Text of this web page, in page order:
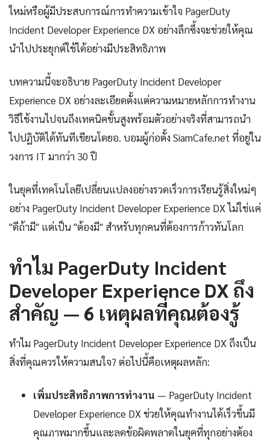
ใหม่หรือผู้มีประสบการณ์การทำความเข้าใจ PagerDuty
Incident Developer Experience DX อย่างลึกซึ้งจะช่วยให้คุณ
นำไปประยุกต์ใช้ได้อย่างมีประสิทธิภาพ
บทความนี้จะอธิบาย PagerDuty Incident Developer
Experience DX อย่างละเอียดตั้งแต่ความหมายหลักการทำงาน
วิธีใช้งานไปจนถึงเทคนิคขั้นสูงพร้อมตัวอย่างจริงที่สามารถนำ
ไปปฏิบัติได้ทันทีเขียนโดยอ. บอมผู้ก่อตั้ง SiamCafe.net ที่อยู่ใน
วงการ IT มากว่า 30 ปี
ในยุคที่เทคโนโลยีเปลี่ยนแปลงอย่างรวดเร็วการเรียนรู้สิ่งใหม่ๆ
อย่าง PagerDuty Incident Developer Experience DX ไม่ใช่แค่
"ดีถ้ามี" แต่เป็น "ต้องมี" สำหรับทุกคนที่ต้องการก้าวทันโลก
ทำไม PagerDuty Incident
Developer Experience DX ถึง
สำคัญ — 6 เหตุผลที่คุณต้องรู้
ทำไม PagerDuty Incident Developer Experience DX ถึงเป็น
สิ่งที่คุณควรให้ความสนใจ? ต่อไปนี้คือเหตุผลหลัก:
เพิ่มประสิทธิภาพการทำงาน — PagerDuty Incident
Developer Experience DX ช่วยให้คุณทำงานได้เร็วขึ้นมี
คุณภาพมากขึ้นและลดข้อผิดพลาดในยุคที่ทุกอย่างต้อง